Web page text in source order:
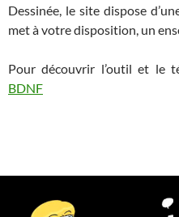
Dessinée, le site dispose
met à votre disposition, un
Pour découvrir l’outil et le
BDNF